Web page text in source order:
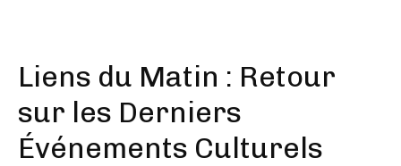
Liens du Matin : Retour
sur les Derniers
Événements Culturels